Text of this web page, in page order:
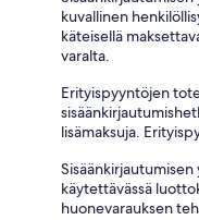
kuvallinen
käteisellä
varalta.
Erityispyyntöjen
lisämaksuja.
käytettävässä
huonevarauksen